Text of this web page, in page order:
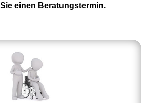
einen Beratungstermin.